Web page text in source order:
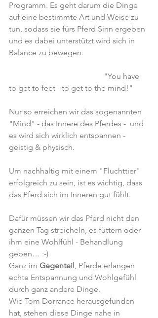
Programm. Es geht darum die Dinge
auf eine bestimmte Art und Weise zu
tun, sodass sie fürs Pferd Sinn ergeben
und es dabei unterstützt wird sich in
Balance zu bewegen.
to get to feet - to get to the mind!"
Nur so erreichen wir das sogenannten
"Mind" - das Innere des Pferdes -  und
es wird sich wirklich entspannen -
geistig & physisch.
Um nachhaltig mit einem "Fluchttier"
erfolgreich zu sein, ist es wichtig, dass
das Pferd sich im Inneren gut fühlt.
Dafür müssen wir das Pferd nicht den
ganzen Tag streicheln, es füttern oder
ihm eine Wohlfühl - Behandlung
geben… :-)
Ganz im Gegenteil, Pferde erlangen
echte Entspannung und Wohlgefühl
durch ganz andere Dinge.
Wie Tom Dorrance herausgefunden
hat, stehen diese Dinge nahe in